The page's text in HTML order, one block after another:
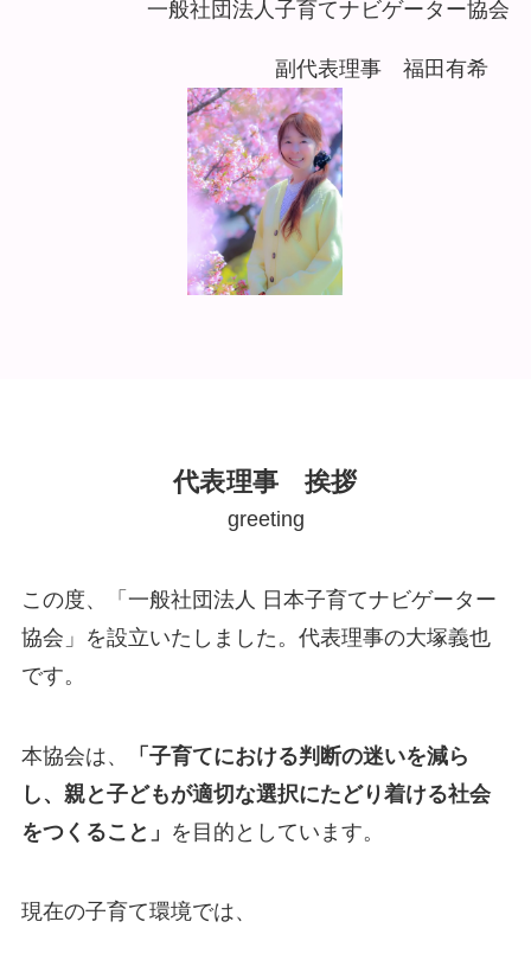
一般社団法人子育てナビゲーター協会
副代表理事 福田有希
代表理事 挨拶
greeting
この度、「一般社団法人 日本子育てナビゲーター
協会」を設立いたしました。代表理事の大塚義也
です。
本協会は、
「子育てにおける判断の迷いを減ら
し、親と子どもが適切な選択にたどり着ける社会
をつくること」 を目的としています。
現在の子育て環境では、